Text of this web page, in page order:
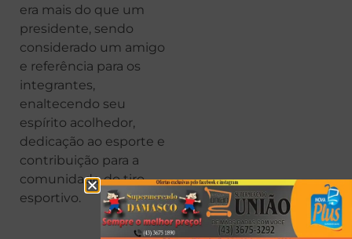
era mais do que um
presidente, sendo
considerado um amigo
e referência para os
integrantes,
enaltecendo seu
espírito acolhedor,
dedicação ao esporte e
contribuição para a
comunidade do tiro
esportivo.